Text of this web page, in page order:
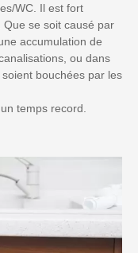
WC. Il est fort
se soit causé par
accumulation de
ou dans
bouchées par les
temps record.